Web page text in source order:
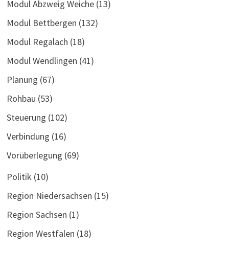
Modul Abzweig Weiche(13)
Modul Bettbergen (132)
Modul Regalach (18)
Modul Wendlingen (41)
Planung (67)
Rohbau (53)
Steuerung (102)
Verbindung (16)
Vorüberlegung (69)
Politik (10)
Region Niedersachsen (15)
Region Sachsen (1)
Region Westfalen (18)